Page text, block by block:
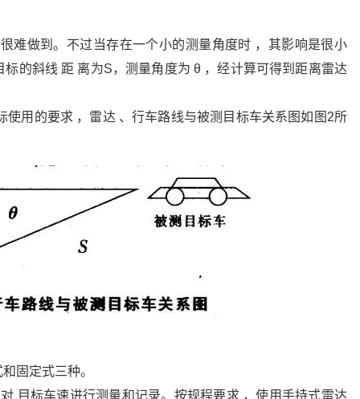
难做到。不过当存在一个小的测量角度时 ，其影响是很小
的斜线 距 离为S，测量角度为 θ ，经计算可得到距离雷达
使用的要求 ，雷达 、行车路线与被测目标车关系图如图2所
固定式三种。
目标车速进行测量和记录。按规程要求 ，使用手持式雷达